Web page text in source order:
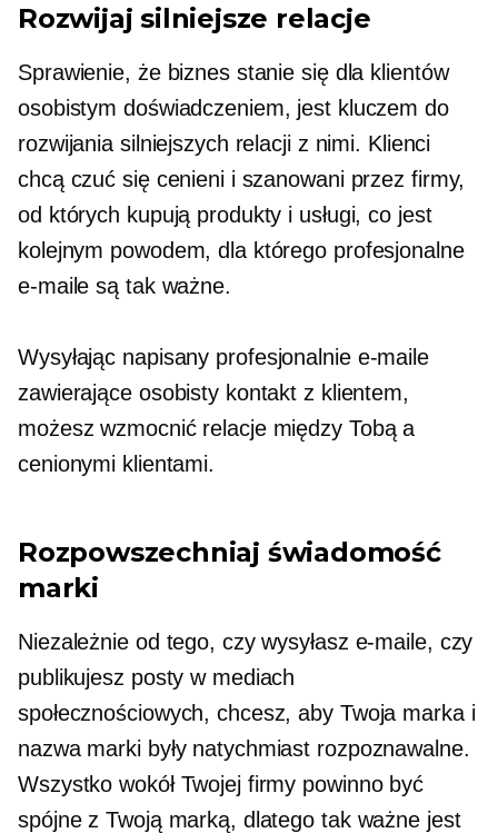
Rozwijaj silniejsze relacje
Sprawienie, że biznes stanie się dla klientów
osobistym doświadczeniem, jest kluczem do
rozwijania silniejszych relacji z nimi. Klienci
chcą czuć się cenieni i szanowani przez firmy,
od których kupują produkty i usługi, co jest
kolejnym powodem, dla którego profesjonalne
e-maile są tak ważne.
Wysyłając napisany profesjonalniee-maile
zawierające osobisty kontakt z klientem,
możesz wzmocnić relacje między Tobą a
cenionymi klientami.
Rozpowszechniaj świadomość
marki
Niezależnie od tego, czy wysyłasz e-maile, czy
publikujesz posty w mediach
społecznościowych, chcesz, aby Twoja marka i
nazwa marki były natychmiast rozpoznawalne.
Wszystko wokół Twojej firmy powinno być
spójne z Twoją marką, dlatego tak ważne jest